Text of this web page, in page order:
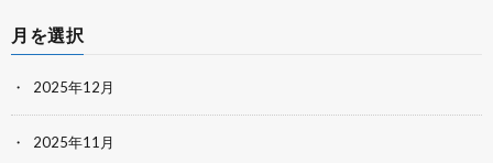
月を選択
2025年12月
2025年11月